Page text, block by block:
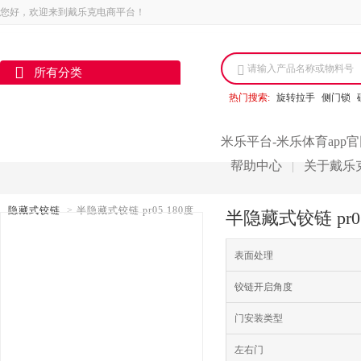
您好，欢迎来到戴乐克电商平台！
所有分类 请输入产品名称或物料号
热门搜索: 旋转拉手 侧门锁
米乐平台-米乐体育app
帮助中心
关于戴乐
隐藏式铰链 > 半隐藏式铰链 pr05 180度 半隐藏式铰链
表面处理
铰链开启角度
门安装类型
左右门